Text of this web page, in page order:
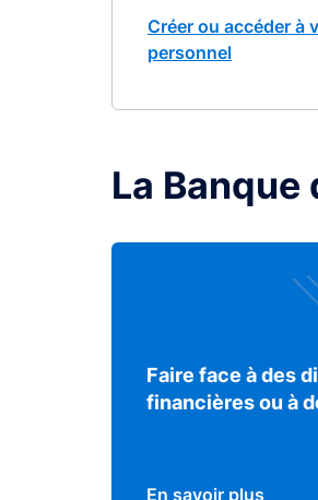
Créer ou accéder à
personnel
La Banque
Faire face à des
financières ou à
En savoir plus